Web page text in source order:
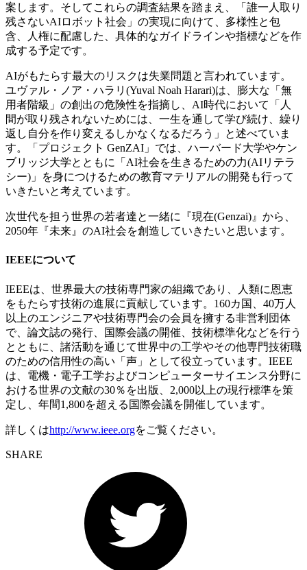
案します。そしてこれらの調査結果を踏まえ、「誰一人取り
残さないAIロボット社会」の実現に向けて、多様性と包
含、人権に配慮した、具体的なガイドラインや指標などを作
成する予定です。
AIがもたらす最大のリスクは失業問題と言われています。
ユヴァル・ノア・ハラリ(Yuval Noah Harari)は、膨大な「無
用者階級」の創出の危険性を指摘し、AI時代において「人
間が取り残されないためには、一生を通して学び続け、繰り
返し自分を作り変えるしかなくなるだろう」と述べていま
す。「プロジェクト GenZAI」では、ハーバード大学やケン
ブリッジ大学とともに「AI社会を生きるための力(AIリテラ
シー)」を身につけるための教育マテリアルの開発も行って
いきたいと考えています。
次世代を担う世界の若者達と一緒に『現在(Genzai)』から、
2050年『未来』のAI社会を創造していきたいと思います。
IEEEについて
IEEEは、世界最大の技術専門家の組織であり、人類に恩恵
をもたらす技術の進展に貢献しています。160カ国、40万人
以上のエンジニアや技術専門会の会員を擁する非営利団体
で、論文誌の発行、国際会議の開催、技術標準化などを行う
とともに、諸活動を通じて世界中の工学やその他専門技術職
のための信用性の高い「声」として役立っています。IEEE
は、電機・電子工学およびコンピューターサイエンス分野に
おける世界の文献の30％を出版、2,000以上の現行標準を策
定し、年間1,800を超える国際会議を開催しています。
詳しくはhttp://www.ieee.orgをご覧ください。
SHARE